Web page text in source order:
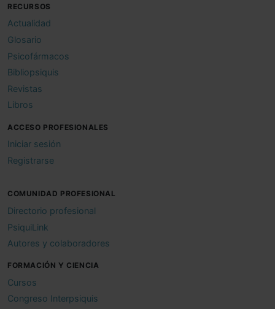
RECURSOS
Actualidad
Glosario
Psicofármacos
Bibliopsiquis
Revistas
Libros
ACCESO PROFESIONALES
Iniciar sesión
Registrarse
COMUNIDAD PROFESIONAL
Directorio profesional
PsiquiLink
Autores y colaboradores
FORMACIÓN Y CIENCIA
Cursos
Congreso Interpsiquis